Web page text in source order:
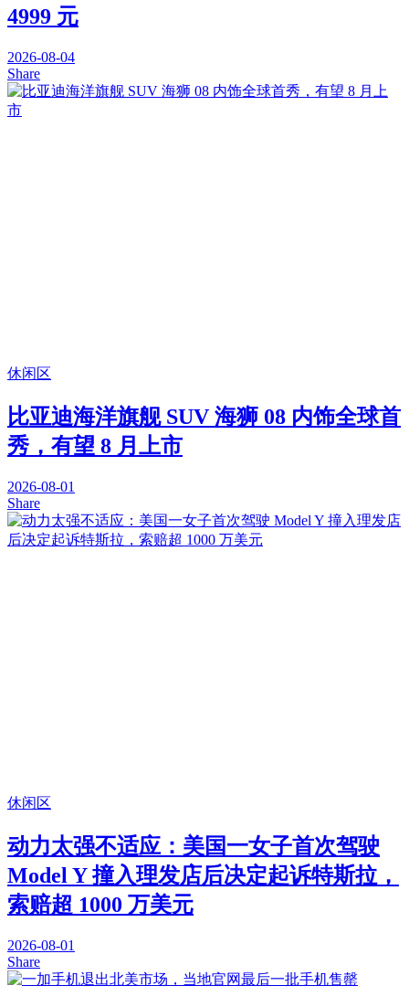
4999 元
2026-08-04
Share
休闲区
比亚迪海洋旗舰 SUV 海狮 08 内饰全球首
秀，有望 8 月上市
2026-08-01
Share
休闲区
动力太强不适应：美国一女子首次驾驶
Model Y 撞入理发店后决定起诉特斯拉，
索赔超 1000 万美元
2026-08-01
Share